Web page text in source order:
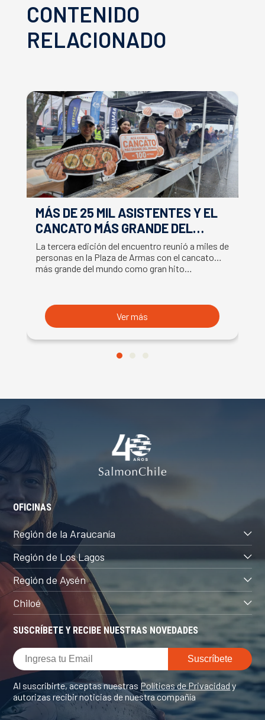
CONTENIDO
RELACIONADO
MÁS DE 25 MIL ASISTENTES Y EL
CANCATO MÁS GRANDE DEL
MUNDO MARCAN EXITOSO CIERRE
DE LA SEMANA DEL SALMÓN
La tercera edición del encuentro reunió a miles de
personas en la Plaza de Armas con el cancato
más grande del mundo como gran hito…
Ver más
SUSCRÍBETE Y RECIBE NUESTRAS NOVEDADES
Al suscribirte, aceptas nuestras Políticas de Privacidady
autorizas recibir noticias de nuestra compañía
OFICINAS
Región de la Araucanía
Región de Los Lagos
Región de Aysén
Chiloé